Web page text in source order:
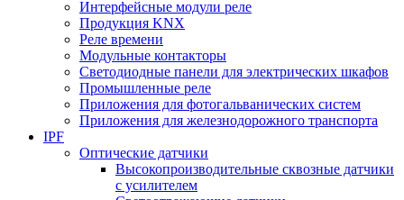
Интерфейсные модули реле
Продукция KNX
Реле времени
Модульные контакторы
Светодиодные панели для электрических шкафов
Промышленные реле
Приложения для фотогальванических систем
Приложения для железнодорожного транспорта
IPF
Оптические датчики
Высокопроизводительные сквозные датчики
с усилителем